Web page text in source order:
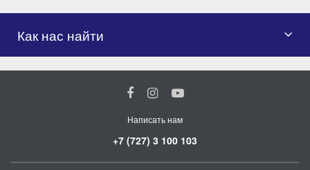
Как нас найти
Написать нам
+7 (727) 3 100 103